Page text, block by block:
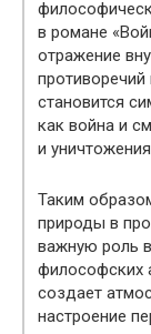
в романе
отражение
становится
как война и
и
Таким
природы в
важную роль
философских
создает
настроение